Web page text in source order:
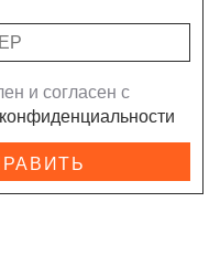
и согласен с